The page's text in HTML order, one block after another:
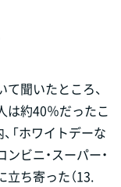
聞いたところ、
は約40％だったこ
「ホワイトデーな
ンビニ・スーパー・
ち寄った（13.